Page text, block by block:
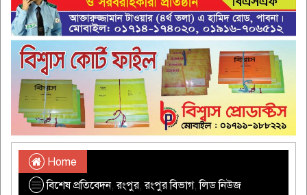
Home
বিশেষ প্রতিবেদন,রংপুর,রংপুর বিভাগ,লিড নিউজ